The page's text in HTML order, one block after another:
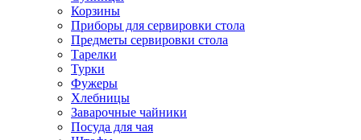
Корзины
Приборы для сервировки стола
Предметы сервировки стола
Тарелки
Турки
Фужеры
Хлебницы
Заварочные чайники
Посуда для чая